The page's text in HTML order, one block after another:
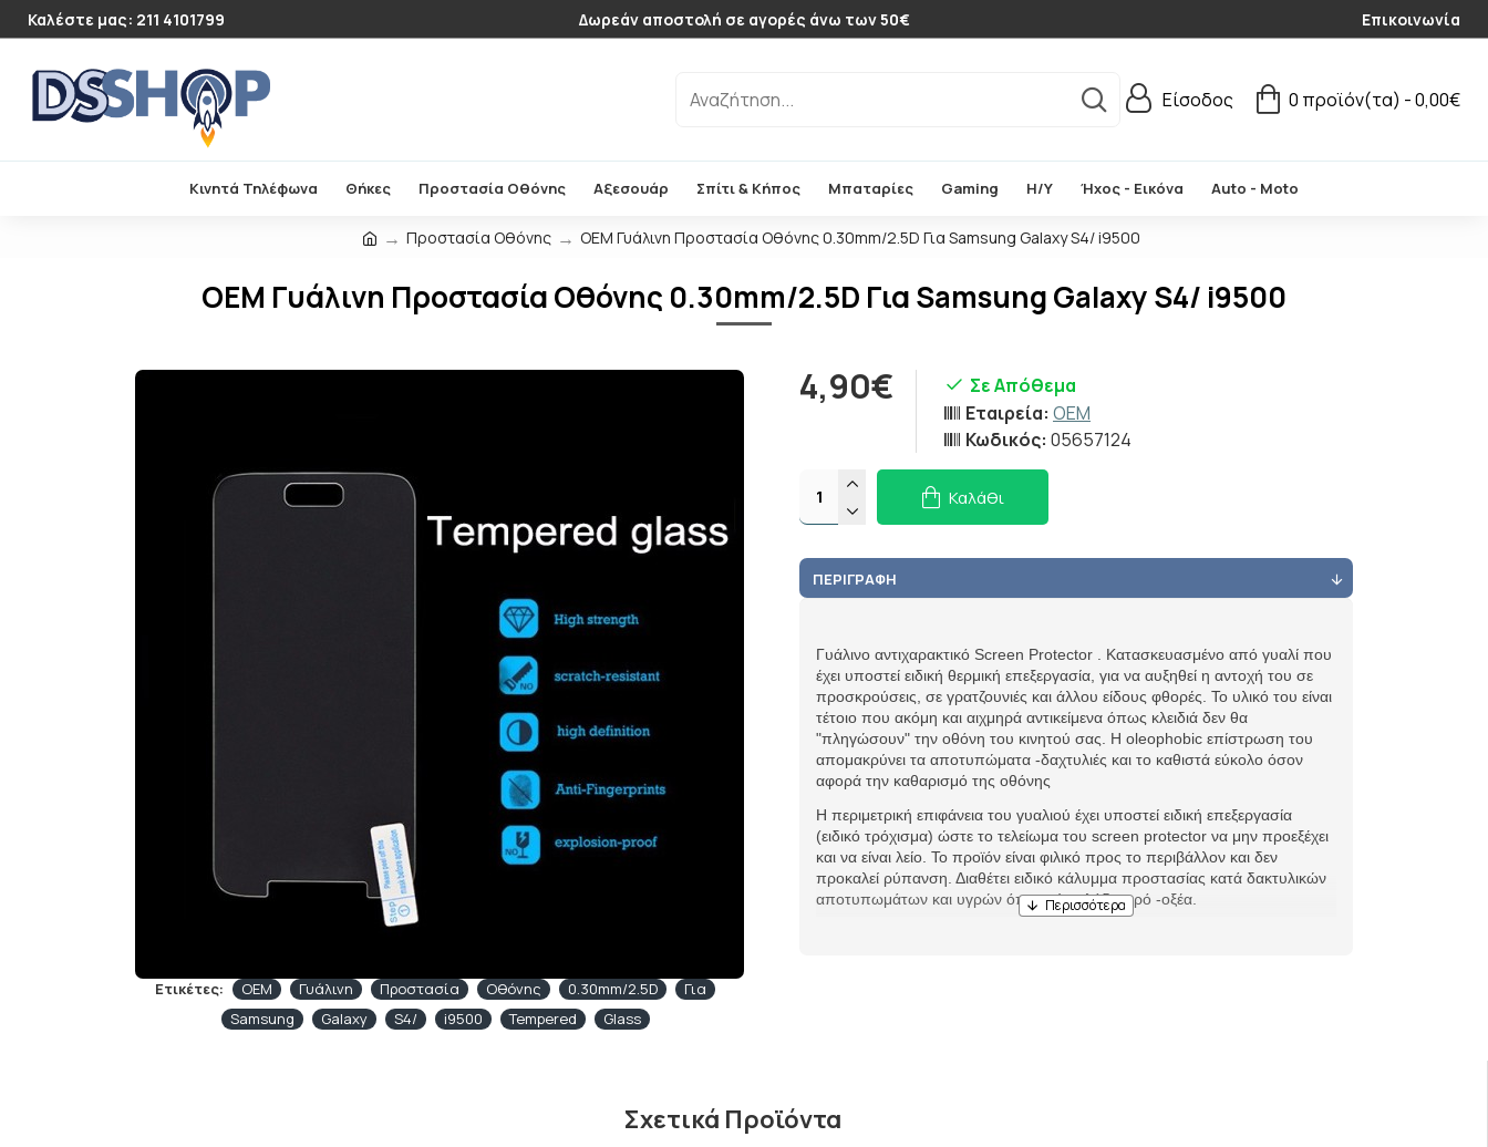
Καλέστε μας: 211 4101799 Δωρεάν αποστολή σε αγορές άνω των 50€ Επικοινωνία
Είσοδος 0 προϊόν(τα) - 0,00€
Κινητά Τηλέφωνα Θήκες Προστασία Οθόνης Αξεσουάρ Σπίτι & Κήπος Μπαταρίες Gaming Η/Υ Ήχος - Εικόνα Auto - Moto
Προστασία Οθόνης OEM Γυάλινη Προστασία Οθόνης 0.30mm/2.5D Για Samsung Galaxy S4/ i9500
OEM Γυάλινη Προστασία Οθόνης 0.30mm/2.5D Για Samsung Galaxy S4/ i9500
Ετικέτες: OEM Γυάλινη Προστασία Οθόνης 0.30mm/2.5D
Για
Samsung
Galaxy S4/ i9500 Tempered Glass
4,90€
Σε Απόθεμα
Εταιρεία: OEM
Κωδικός: 05657124
Καλάθι
ΠΕΡΙΓΡΑΦΉ
Γυάλινο αντιχαρακτικό Screen Protector . Κατασκευασμένο από γυαλί που
έχει υποστεί ειδική θερμική επεξεργασία, για να αυξηθεί η αντοχή του σε
προσκρούσεις, σε γρατζουνιές και άλλου είδους φθορές. Το υλικό του είναι
τέτοιο που ακόμη και αιχμηρά αντικείμενα όπως κλειδιά δεν θα
"πληγώσουν" την οθόνη του κινητού σας. Η oleophobic επίστρωση του
απομακρύνει τα αποτυπώματα -δαχτυλιές και το καθιστά εύκολο όσον
αφορά την καθαρισμό της οθόνης
Η περιμετρική επιφάνεια του γυαλιού έχει υποστεί ειδική επεξεργασία
(ειδικό τρόχισμα) ώστε το τελείωμα του screen protector να μην προεξέχει
και να είναι λείο. Το προϊόν είναι φιλικό προς το περιβάλλον και δεν
προκαλεί ρύπανση. Διαθέτει ειδικό κάλυμμα προστασίας κατά δακτυλικών
αποτυπωμάτων και υγρών όπως είναι λάδι-νερό -οξέα.
Σχετικά Προϊόντα